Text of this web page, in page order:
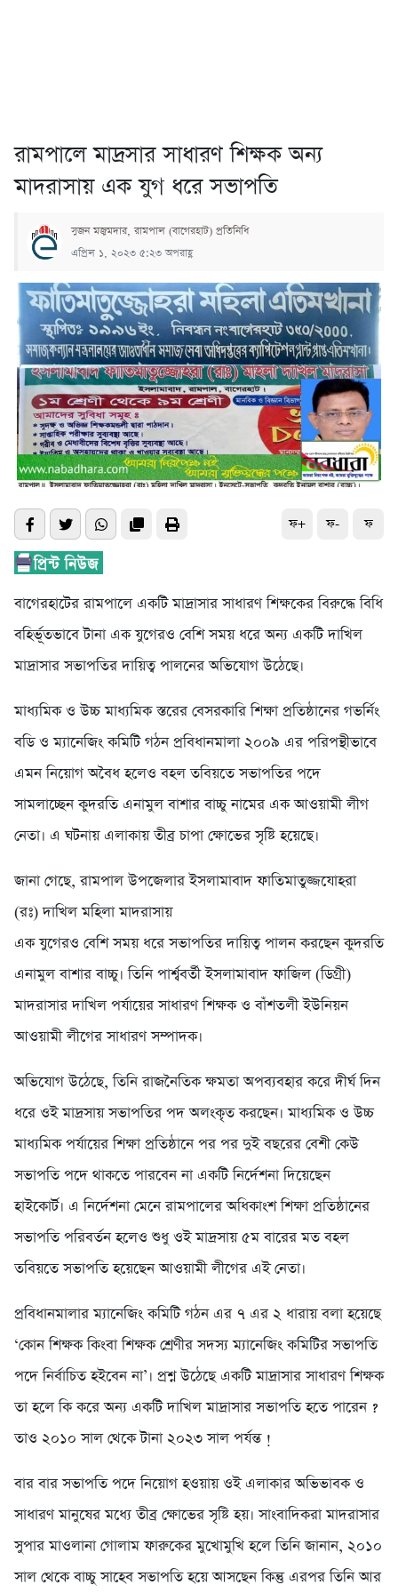
রামপালে মাদ্রসার সাধারণ শিক্ষক অন্য
মাদরাসায় এক যুগ ধরে সভাপতি
সুজন মজুমদার, রামপাল (বাগেরহাট) প্রতিনিধি
এপ্রিল ১, ২০২৩ ৫:২৩ অপরাহ্ণ
ফ+ ফ- ফ
বাগেরহাটের রামপালে একটি মাদ্রাসার সাধারণ শিক্ষকের বিরুদ্ধে বিধি
বহির্ভূতভাবে টানা এক যুগেরও বেশি সময় ধরে অন্য একটি দাখিল
মাদ্রাসার সভাপতির দায়িত্ব পালনের অভিযোগ উঠেছে।
মাধ্যমিক ও উচ্চ মাধ্যমিক স্তরের বেসরকারি শিক্ষা প্রতিষ্ঠানের গভর্নিং
বডি ও ম্যানেজিং কমিটি গঠন প্রবিধানমালা ২০০৯ এর পরিপন্থীভাবে
এমন নিয়োগ অবৈধ হলেও বহল তবিয়তে সভাপতির পদে
সামলাচ্ছেন কুদরতি এনামুল বাশার বাচ্চু নামের এক আওয়ামী লীগ
নেতা। এ ঘটনায় এলাকায় তীব্র চাপা ক্ষোভের সৃষ্টি হয়েছে।
জানা গেছে, রামপাল উপজেলার ইসলামাবাদ ফাতিমাতুজ্জযোহরা
(রঃ) দাখিল মহিলা মাদরাসায়
এক যুগেরও বেশি সময় ধরে সভাপতির দায়িত্ব পালন করছেন কুদরতি
এনামুল বাশার বাচ্চু। তিনি পার্শ্ববর্তী ইসলামাবাদ ফাজিল (ডিগ্রী)
মাদরাসার দাখিল পর্যায়ের সাধারণ শিক্ষক ও বাঁশতলী ইউনিয়ন
আওয়ামী লীগের সাধারণ সম্পাদক।
অভিযোগ উঠেছে, তিনি রাজনৈতিক ক্ষমতা অপব্যবহার করে দীর্ঘ দিন
ধরে ওই মাদ্রসায় সভাপতির পদ অলংকৃত করছেন। মাধ্যমিক ও উচ্চ
মাধ্যমিক পর্যায়ের শিক্ষা প্রতিষ্ঠানে পর পর দুই বছরের বেশী কেউ
সভাপতি পদে থাকতে পারবেন না একটি নির্দেশনা দিয়েছেন
হাইকোর্ট। এ নির্দেশনা মেনে রামপালের অধিকাংশ শিক্ষা প্রতিষ্ঠানের
সভাপতি পরিবর্তন হলেও শুধু ওই মাদ্রসায় ৫ম বারের মত বহল
তবিয়তে সভাপতি হয়েছেন আওয়ামী লীগের এই নেতা।
প্রবিধানমালার ম্যানেজিং কমিটি গঠন এর ৭ এর ২ ধারায় বলা হয়েছে
‘কোন শিক্ষক কিংবা শিক্ষক শ্রেণীর সদস্য ম্যানেজিং কমিটির সভাপতি
পদে নির্বাচিত হইবেন না’। প্রশ্ন উঠেছে একটি মাদ্রাসার সাধারণ শিক্ষক
তা হলে কি করে অন্য একটি দাখিল মাদ্রাসার সভাপতি হতে পারেন ?
তাও ২০১০ সাল থেকে টানা ২০২৩ সাল পর্যন্ত !
বার বার সভাপতি পদে নিয়োগ হওয়ায় ওই এলাকার অভিভাবক ও
সাধারণ মানুষের মধ্যে তীব্র ক্ষোভের সৃষ্টি হয়। সাংবাদিকরা মাদরাসার
সুপার মাওলানা গোলাম ফারুকের মুখোমুখি হলে তিনি জানান, ২০১০
সাল থেকে বাচ্চু সাহেব সভাপতি হয়ে আসছেন কিন্তু এরপর তিনি আর